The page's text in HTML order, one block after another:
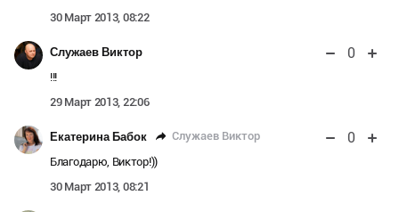
30 Март 2013, 08:22
Служаев Виктор 0
!!!
29 Март 2013, 22:06
Екатерина Бабок Служаев Виктор 0
Благодарю, Виктор!))
30 Март 2013, 08:21